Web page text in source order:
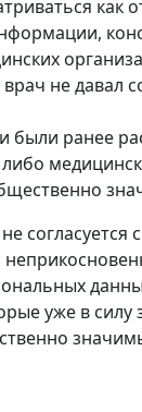
как
не давал
были ранее
не согласуется с
уже в силу